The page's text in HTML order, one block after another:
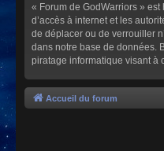
« Forum de GodWarriors »
d’accès à internet et les
de déplacer ou de verrouiller
dans notre base de données.
piratage informatique visant à
Accueil du forum